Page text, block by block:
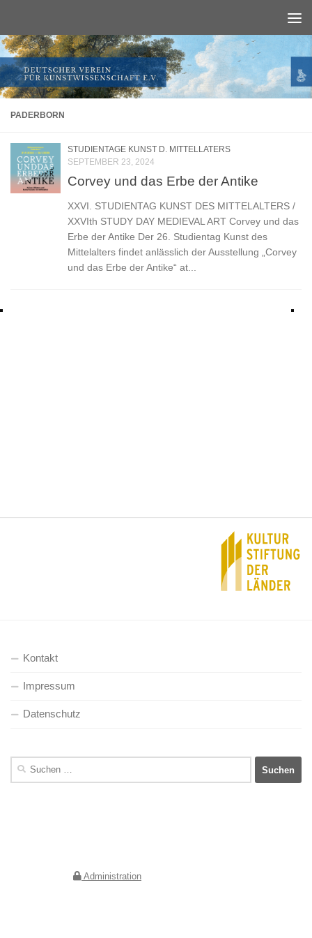
PADERBORN
STUDIENTAGE KUNST D. MITTELLATERS
SEPTEMBER 23, 2024
Corvey und das Erbe der Antike
XXVI. STUDIENTAG KUNST DES MITTELALTERS /
XXVIth STUDY DAY MEDIEVAL ART Corvey und das
Erbe der Antike Der 26. Studientag Kunst des
Mittelalters findet anlässlich der Ausstellung „Corvey
und das Erbe der Antike“ at...
Kontakt
Impressum
Datenschutz
nach:
Administration